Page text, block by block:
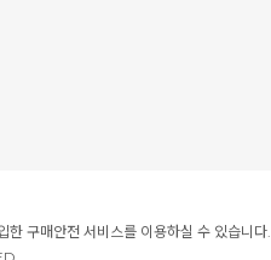
한 구매안전 서비스를 이용하실 수 있습니다.